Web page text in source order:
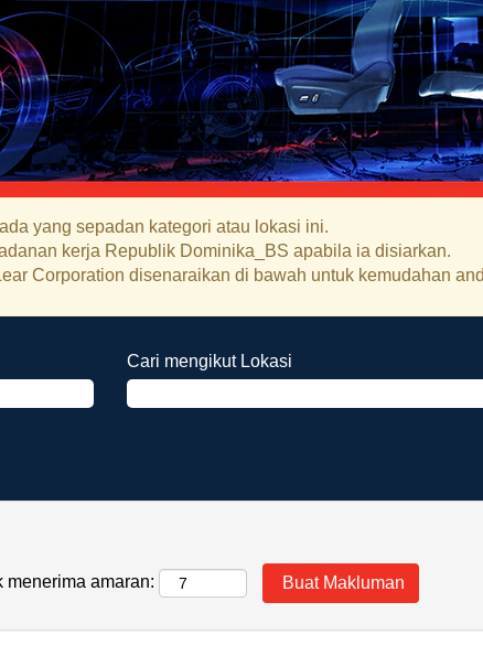
yang sepadan kategori atau lokasi ini.
kerja Republik Dominika_BS apabila ia disiarkan.
Corporation disenaraikan di bawah untuk kemudahan
Cari mengikut Lokasi
menerima amaran: